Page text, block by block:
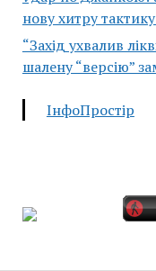
нову хитру
“Захід ухвалив
шалену “версію”
ІнфоПростір